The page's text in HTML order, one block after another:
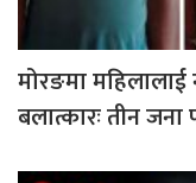
मोरङमा महिलालाई
बलात्कारः तीन जना